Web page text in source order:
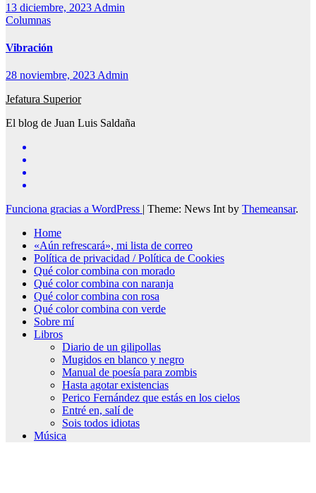
13 diciembre, 2023 Admin
Columnas
Vibración
28 noviembre, 2023 Admin
Jefatura Superior
El blog de Juan Luis Saldaña
Funciona gracias a WordPress | Theme: News Int by Themeansar.
Home
«Aún refrescará», mi lista de correo
Política de privacidad / Política de Cookies
Qué color combina con morado
Qué color combina con naranja
Qué color combina con rosa
Qué color combina con verde
Sobre mí
Libros
Diario de un gilipollas
Mugidos en blanco y negro
Manual de poesía para zombis
Hasta agotar existencias
Perico Fernández que estás en los cielos
Entré en, salí de
Sois todos idiotas
Música